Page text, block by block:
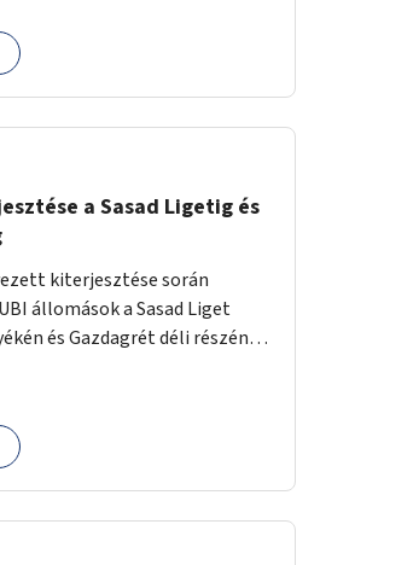
egy nagy biodiverzitású hosszú
több szintű növényzettel,
a Sasad Ligetig és
kiterjesztése során
állomások a Sasad Liget
és Gazdagrét déli részén